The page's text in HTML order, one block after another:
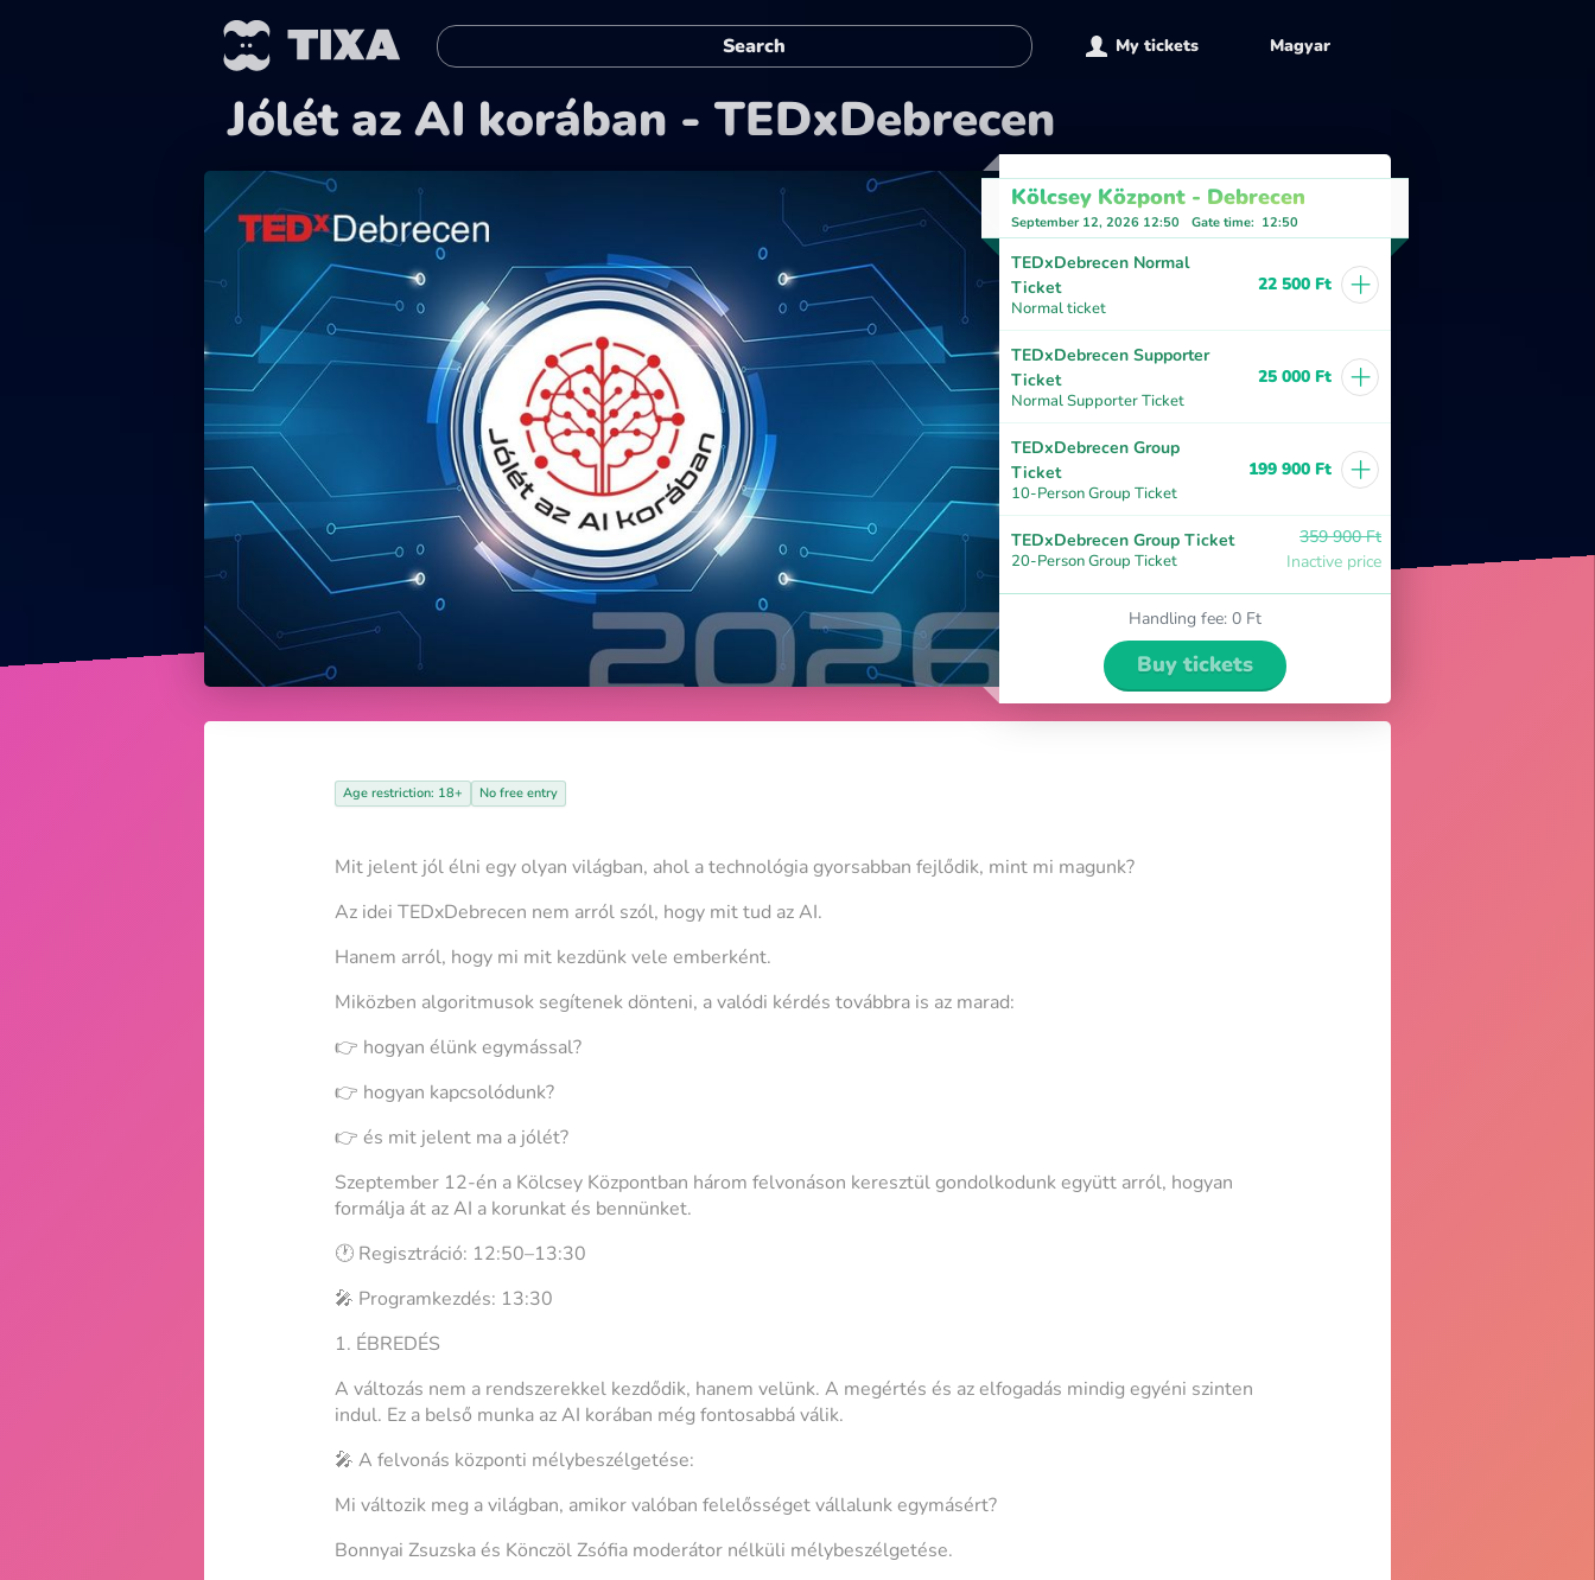
My tickets Magyar
Jólét az AI korában - TEDxDebrecen
Kölcsey Központ - Debrecen
September 12, 2026 12:50 Gate time: 12:50
TEDxDebrecen Normal
Ticket
Normal ticket
22 500 Ft +
TEDxDebrecen Supporter
Ticket
Normal Supporter Ticket
25 000 Ft +
TEDxDebrecen Group
Ticket
10-Person Group Ticket
199 900 Ft +
TEDxDebrecen Group Ticket
20-Person Group Ticket
359 900 Ft
Inactive price
Handling fee: 0 Ft
Buy tickets
Age restriction: 18+ No free entry
Mit jelent jól élni egy olyan világban, ahol a technológia gyorsabban fejlődik, mint mi magunk?
Az idei TEDxDebrecen nem arról szól, hogy mit tud az AI.
Hanem arról, hogy mi mit kezdünk vele emberként.
Miközben algoritmusok segítenek dönteni, a valódi kérdés továbbra is az marad:
👉 hogyan élünk egymással?
👉 hogyan kapcsolódunk?
👉 és mit jelent ma a jólét?
Szeptember 12-én a Kölcsey Központban három felvonáson keresztül gondolkodunk együtt arról, hogyan
formálja át az AI a korunkat és bennünket.
🕐 Regisztráció: 12:50–13:30
🎤 Programkezdés: 13:30
1. ÉBREDÉS
A változás nem a rendszerekkel kezdődik, hanem velünk. A megértés és az elfogadás mindig egyéni szinten
indul. Ez a belső munka az AI korában még fontosabbá válik.
🎤 A felvonás központi mélybeszélgetése:
Mi változik meg a világban, amikor valóban felelősséget vállalunk egymásért?
Bonnyai Zsuzska és Könczöl Zsófia moderátor nélküli mélybeszélgetése.